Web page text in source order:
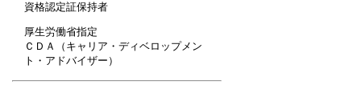
資格認定証保持者
厚生労働省指定
ＣＤＡ（キャリア・ディベロップメン
ト・アドバイザー）